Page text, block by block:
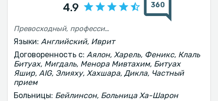
4.9 360
Превосходный, профессиональный и чуткий сервис
Языки: Английский, Иврит
Договоренность с: Аялон, Харель, Феникс, Клаль
Битуах, Мигдаль, Менора Мивтахим, Битуах
Яшир, AIG, Элияху, Хахшара, Дикла, Частный
прием
Больницы: Бейлинсон, Больница Ха-Шарон